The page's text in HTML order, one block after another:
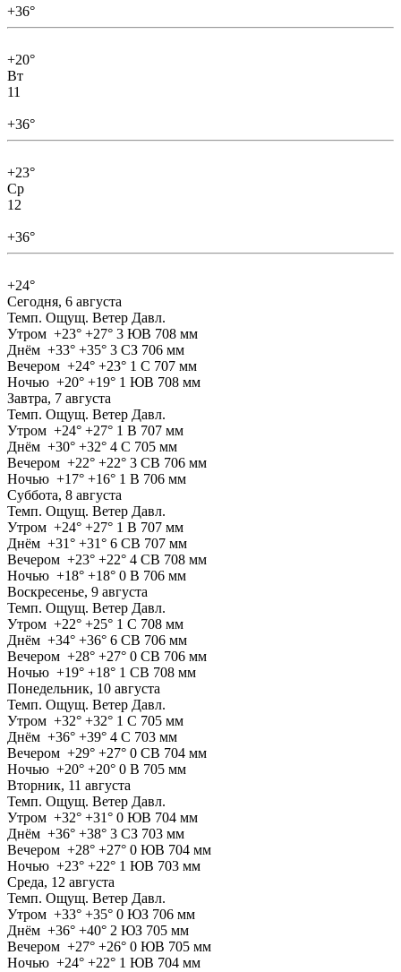
+36°
+20°
Вт
11
+36°
+23°
Ср
12
+36°
+24°
Сегодня, 6 августа
Темп. Ощущ. Ветер Давл.
Утром +23° +27° 3 ЮВ 708 мм
Днём +33° +35° 3 СЗ 706 мм
Вечером +24° +23° 1 С 707 мм
Ночью +20° +19° 1 ЮВ 708 мм
Завтра, 7 августа
Темп. Ощущ. Ветер Давл.
Утром +24° +27° 1 В 707 мм
Днём +30° +32° 4 С 705 мм
Вечером +22° +22° 3 СВ 706 мм
Ночью +17° +16° 1 В 706 мм
Суббота, 8 августа
Темп. Ощущ. Ветер Давл.
Утром +24° +27° 1 В 707 мм
Днём +31° +31° 6 СВ 707 мм
Вечером +23° +22° 4 СВ 708 мм
Ночью +18° +18° 0 В 706 мм
Воскресенье, 9 августа
Темп. Ощущ. Ветер Давл.
Утром +22° +25° 1 С 708 мм
Днём +34° +36° 6 СВ 706 мм
Вечером +28° +27° 0 СВ 706 мм
Ночью +19° +18° 1 СВ 708 мм
Понедельник, 10 августа
Темп. Ощущ. Ветер Давл.
Утром +32° +32° 1 С 705 мм
Днём +36° +39° 4 С 703 мм
Вечером +29° +27° 0 СВ 704 мм
Ночью +20° +20° 0 В 705 мм
Вторник, 11 августа
Темп. Ощущ. Ветер Давл.
Утром +32° +31° 0 ЮВ 704 мм
Днём +36° +38° 3 СЗ 703 мм
Вечером +28° +27° 0 ЮВ 704 мм
Ночью +23° +22° 1 ЮВ 703 мм
Среда, 12 августа
Темп. Ощущ. Ветер Давл.
Утром +33° +35° 0 ЮЗ 706 мм
Днём +36° +40° 2 ЮЗ 705 мм
Вечером +27° +26° 0 ЮВ 705 мм
Ночью +24° +22° 1 ЮВ 704 мм